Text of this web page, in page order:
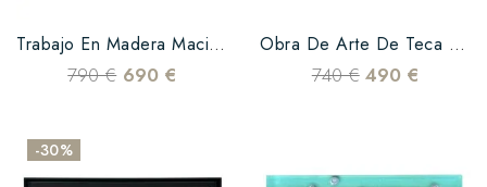
Trabajo En Madera Maciza De Cafeto Olivo Y Resina Epoxi
790 € 690 €
Obra De Arte De Teca Efecto Mar
740 € 490 €
-30%